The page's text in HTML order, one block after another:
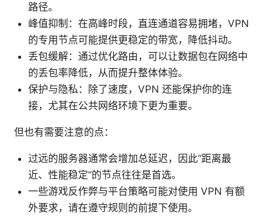
路径。
峰值抑制：在高峰时段，直连通道容易拥堵，VPN
的专用节点可能提供更稳定的带宽，降低抖动。
丢包缓解：通过优化路由，可以让数据包在网络中
的丢包率降低，从而提升整体体验。
保护与隐私：除了速度，VPN 还能保护你的连
接，尤其在公共网络环境下更为重要。
但也有需要注意的点：
过远的服务器通常会增加总延迟，因此“距离最
近、性能稳定”的节点往往是首选。
一些游戏反作弊与平台策略可能对使用 VPN 有额
外要求，请在遵守规则的前提下使用。